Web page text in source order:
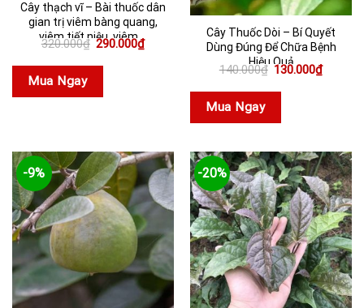
Cây thạch vĩ – Bài thuốc dân
gian trị viêm bàng quang,
viêm tiết niệu, viêm ...
320.000₫ Giá
là:
290.000₫Giá
hiện
Mua Ngay
Cây Thuốc Dòi – Bí Quyết
Dùng Đúng Để Chữa Bệnh
Hiệu Quả
140.000₫ Giá
gốc
là:
130.000₫Giá
hiện
Mua Ngay
-9% -20%